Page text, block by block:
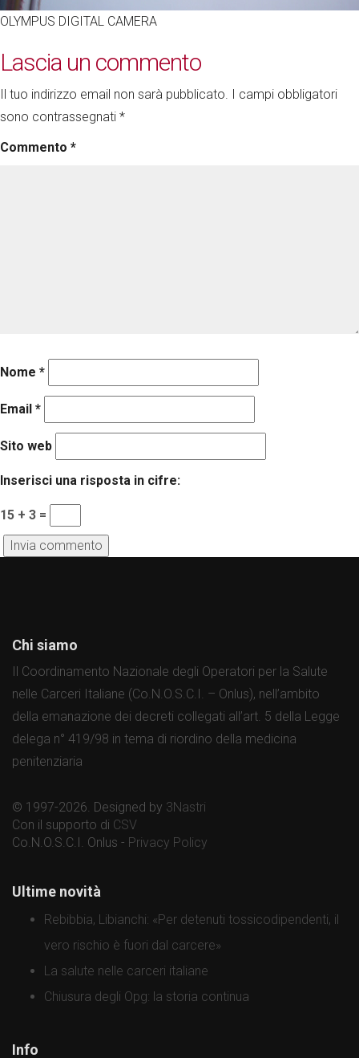
OLYMPUS DIGITAL CAMERA
Lascia un commento
Il tuo indirizzo email non sarà pubblicato. I campi obbligatori
sono contrassegnati *
Commento *
Nome *
Email *
Sito web
Inserisci una risposta in cifre:
15 + 3 =
Chi siamo
Il Coordinamento Nazionale degli Operatori per la Salute
nelle Carceri Italiane (Co.N.O.S.C.I. – Onlus), nell’ambito
della emanazione dei decreti collegati all’art. 5 della Legge
delega n° 419/98 in tema di riordino della medicina
penitenziaria
© 1997-2026. Designed by 3Nastri
Con il supporto di CSV
Co.N.O.S.C.I. Onlus - Privacy Policy
Ultime novità
Rebibbia, Libianchi: «Per detenuti tossicodipendenti, il
vero rischio è fuori dal carcere»
La salute nelle carceri italiane
Chiusura degli Opg: la storia continua
Info